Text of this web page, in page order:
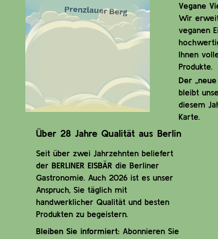
Vegane
Wir
veganen
Ihnen
Produkte.
Der „neue
bleibt
diesem
Karte.
Über 28 Jahre Qualität aus Berlin
Seit über zwei Jahrzehnten beliefert
der BERLINER EISBÄR die Berliner
Gastronomie. Auch 2026 ist es unser
Anspruch, Sie täglich mit
handwerklicher Qualität und besten
Produkten zu begeistern.
Bleiben Sie informiert: Abonnieren Sie